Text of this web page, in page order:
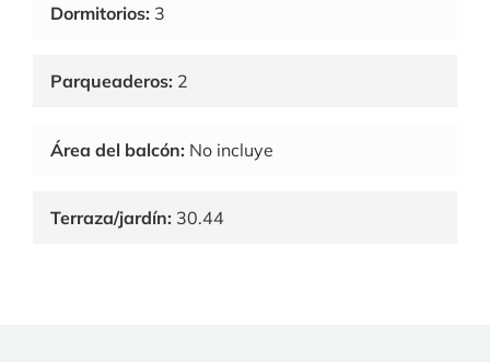
Dormitorios: 3
Parqueaderos: 2
Área del balcón: No incluye
Terraza/jardín: 30.44